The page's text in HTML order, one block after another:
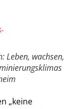
Leben, wachsen,
„keine